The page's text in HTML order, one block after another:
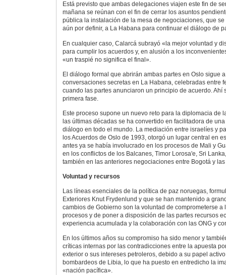
Está previsto que ambas delegaciones viajen este fin de
mañana se reúnan con el fin de cerrar los asuntos
pública la instalación de la mesa de negociaciones, que
aún por definir, a La Habana para continuar el diálogo de
En cualquier caso, Calarcá subrayó «la mejor voluntad y
para cumplir los acuerdos y, en alusión a los
«un traspié no significa el final».
El diálogo formal que abrirán ambas partes en Oslo sigue
conversaciones secretas en La Habana, celebradas entre
cuando las partes anunciaron un principio de acuerdo. Ahí
primera fase.
Este proceso supone un nuevo reto para la diplomacia de
las últimas décadas se ha convertido en facilitadora de
diálogo en todo el mundo. La mediación entre israelíes y
los Acuerdos de Oslo de 1993, otorgó un lugar central en
antes ya se había involucrado en los procesos de Mali y
en los conflictos de los Balcanes, Timor Lorosa'e, Sri
también en las anteriores negociaciones entre Bogotá y las
Voluntad y recursos
Las líneas esenciales de la política de paz noruegas,
Exteriores Knut Frydenlund y que se han mantenido a
cambios de Gobierno son la voluntad de comprometerse a
procesos y de poner a disposición de las partes recursos
experiencia acumulada y la colaboración con las ONG y
En los últimos años su compromiso ha sido menor y
críticas internas por las contradicciones entre la apuesta
exterior o sus intereses petroleros, debido a su papel
bombardeos de Libia, lo que ha puesto en entredicho la
«nación pacífica».